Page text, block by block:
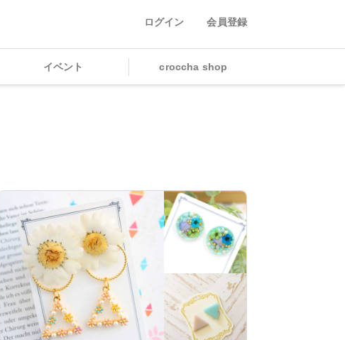
ログイン 会員登録
イベント croccha shop